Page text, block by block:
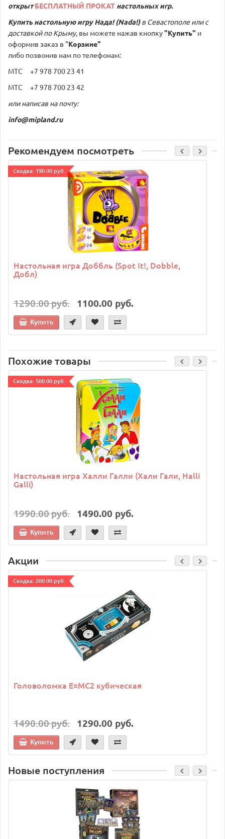
открыт БЕСПЛАТНЫЙ ПРОКАТ настольных игр.
Купить настольную игру Нада! (Nada!) в Севастополе или с
доставкой по Крыму, вы можете нажав кнопку"Купить" и
оформив заказ в "Корзине"
либо позвонив нам по телефонам:
МТС +7 978 700 23 41
МТС +7 978 700 23 42
или написав на почту:
info@mipland.ru
Рекомендуем посмотреть
Cкидка: 190.00 руб.
Настольная игра Доббль (Spot It!, Dobble,
Добл)
1290.00 руб. 1100.00 руб.
Купить
Похожие товары
Cкидка: 500.00 руб.
Настольная игра Халли Галли (Хали Гали, Halli
Galli)
1990.00 руб. 1490.00 руб.
Купить
Акции
Cкидка: 200.00 руб.
Головоломка E=MC2 кубическая
1490.00 руб. 1290.00 руб.
Купить
Новые поступления